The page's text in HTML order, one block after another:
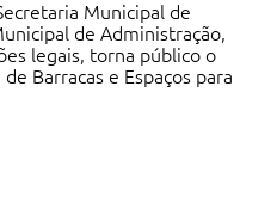
Municipal de
de Administração,
legais, torna público o
Barracas e Espaços para